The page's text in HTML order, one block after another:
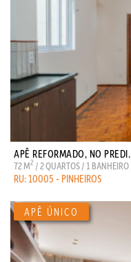
APÊ REFORMADO, NO
72 M2 / 2 QUARTOS / 1
RU: 10005 - PINHEIROS